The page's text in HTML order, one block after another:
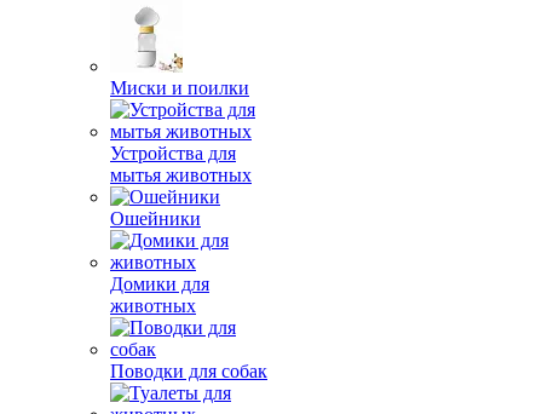
Миски и поилки
Устройства для
мытья животных
Ошейники
Домики для
животных
Поводки для собак